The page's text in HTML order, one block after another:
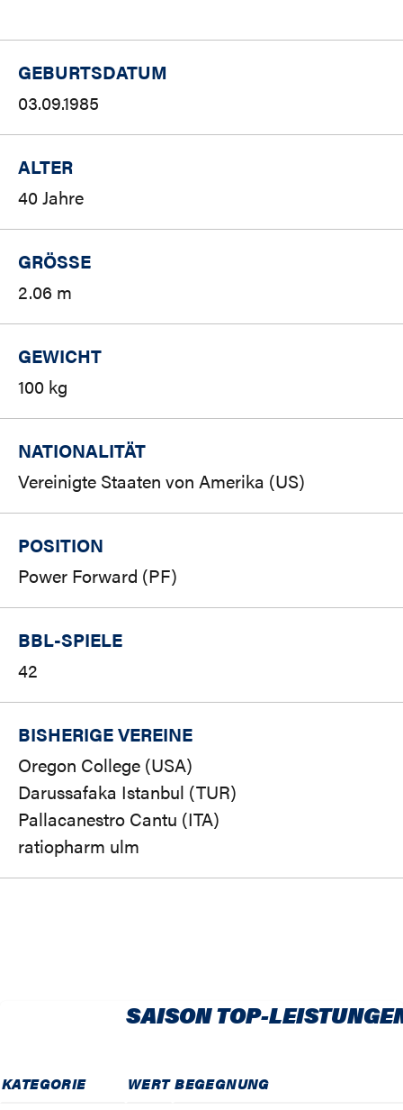
GEBURTSDATUM
03.09.1985
ALTER
40 Jahre
GRÖSSE
2.06 m
GEWICHT
100 kg
NATIONALITÄT
Vereinigte Staaten von Amerika (US)
POSITION
Power Forward (PF)
BBL-SPIELE
42
BISHERIGE VEREINE
Oregon College (USA)
Darussafaka Istanbul (TUR)
Pallacanestro Cantu (ITA)
ratiopharm ulm
SAISON TOP-
KATEGORIE WERT BEGEGNUNG